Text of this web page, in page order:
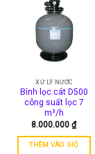
XỬ LÝ NƯỚC
Bình lọc cát D500
công suất lọc 7
m³/h
8.000.000₫
THÊM VÀO GIỎ